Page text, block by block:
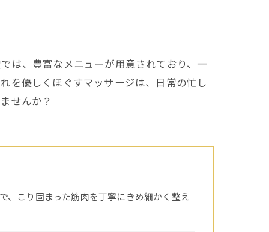
は、豊富なメニューが用意されており、一
を優しくほぐすマッサージは、日常の忙し
せんか？
こり固まった筋肉を丁寧にきめ細かく整え